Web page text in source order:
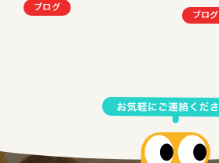
ブログ
ブログ